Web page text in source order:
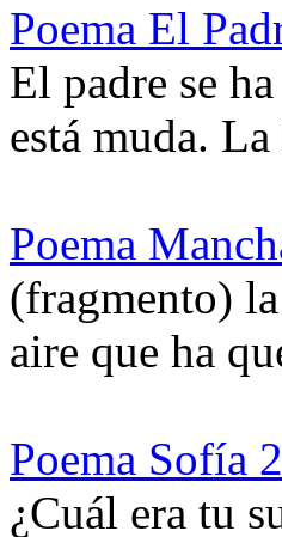
Poema El
El padre se
está muda.
Poema
(fragmento)
aire que ha
Poema Sofía
¿Cuál era tu